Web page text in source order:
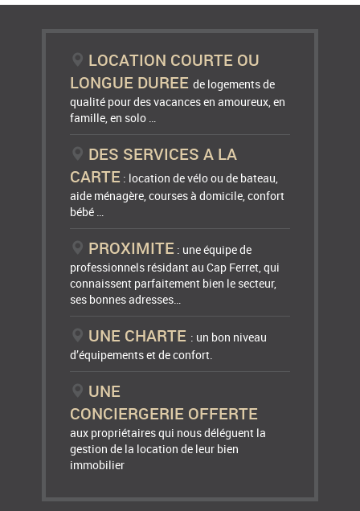
LOCATION COURTE OU
LONGUE DUREEde logements de
qualité pour des vacances en amoureux, en
famille, en solo …
DES SERVICES A LA
CARTE : location de vélo ou de bateau,
aide ménagère, courses à domicile, confort
bébé …
PROXIMITE : une équipe de
professionnels résidant au Cap Ferret, qui
connaissent parfaitement bien le secteur,
ses bonnes adresses…
UNE CHARTE : un bon niveau
d’équipements et de confort.
UNE
CONCIERGERIE OFFERTE
aux propriétaires qui nous déléguent la
gestion de la location de leur bien
immobilier